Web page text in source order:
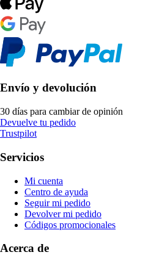
Envío y devolución
30 días para cambiar de opinión
Devuelve tu pedido
Trustpilot
Servicios
Mi cuenta
Centro de ayuda
Seguir mi pedido
Devolver mi pedido
Códigos promocionales
Acerca de